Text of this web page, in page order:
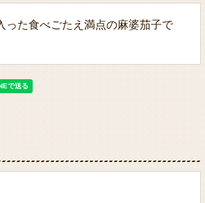
った食べごたえ満点の麻婆茄子で